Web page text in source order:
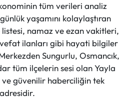
tüm verileri analiz
yaşamını kolaylaştıran
namaz ve ezan vakitleri,
ilanları gibi hayati bilgiler
Sungurlu, Osmancık,
tüm ilçelerin sesi olan Yayla
ve güvenilir haberciliğin tek
adresidir.